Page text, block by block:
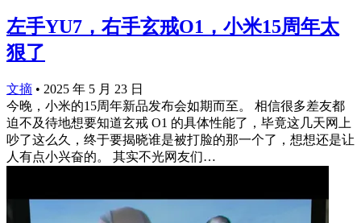
左手YU7，右手玄戒O1，小米15周年太
狠了
文摘 • 2025 年 5 月 23 日
今晚，小米的15周年新品发布会如期而至。 相信很多差友都
迫不及待地想要知道玄戒 O1 的具体性能了，毕竟这几天网上
吵了这么久，终于要揭晓谁是被打脸的那一个了，想想还是让
人有点小兴奋的。 其实不光网友们…